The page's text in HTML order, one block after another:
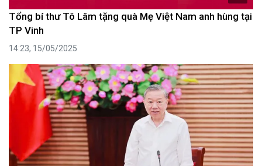
Tổng bí thư Tô Lâm tặng quà Mẹ Việt Nam anh hùng tại
TP Vinh
14:23, 15/05/2025